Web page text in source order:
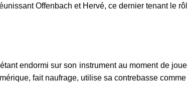
Offenbach et Hervé, ce dernier tenant le
endormi sur son instrument au moment de
fait naufrage, utilise sa contrebasse